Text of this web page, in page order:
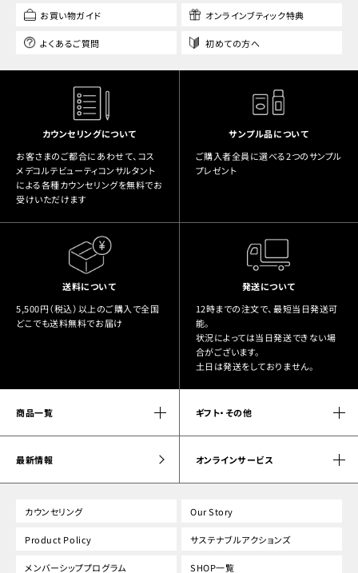
お買い物ガイド オンラインブティック特典
よくあるご質問 初めての方へ
カウンセリングについて
お客さまのご都合にあわせて、コス
メデコルテビューティコンサルタント
による各種カウンセリングを無料でお
受けいただけます
サンプル品について
ご購入者全員に選べる2つのサンプル
プレゼント
送料について
5,500円（税込）以上のご購入で全国
どこでも送料無料でお届け
発送について
12時までの注文で、最短当日発送可
能。
状況によっては当日発送できない場
合がございます。
土日は発送をしておりません。
商品一覧 ギフト・その他
最新情報 オンラインサービス
カウンセリング Our Story
Product Policy サステナブルアクションズ
メンバーシッププログラム SHOP一覧